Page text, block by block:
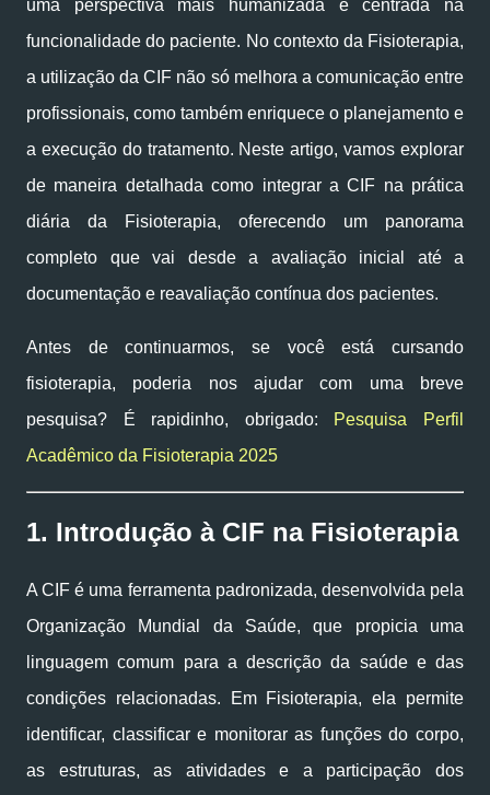
uma perspectiva mais humanizada e centrada na
funcionalidade do paciente. No contexto da Fisioterapia,
a utilização da CIF não só melhora a comunicação entre
profissionais, como também enriquece o planejamento e
a execução do tratamento. Neste artigo, vamos explorar
de maneira detalhada como integrar a CIF na prática
diária da Fisioterapia, oferecendo um panorama
completo que vai desde a avaliação inicial até a
documentação e reavaliação contínua dos pacientes.
Antes de continuarmos, se você está cursando
fisioterapia, poderia nos ajudar com uma breve
pesquisa? É rapidinho, obrigado: Pesquisa Perfil
Acadêmico da Fisioterapia 2025
1. Introdução à CIF na Fisioterapia
A CIF é uma ferramenta padronizada, desenvolvida pela
Organização Mundial da Saúde, que propicia uma
linguagem comum para a descrição da saúde e das
condições relacionadas. Em Fisioterapia, ela permite
identificar, classificar e monitorar as funções do corpo,
as estruturas, as atividades e a participação dos